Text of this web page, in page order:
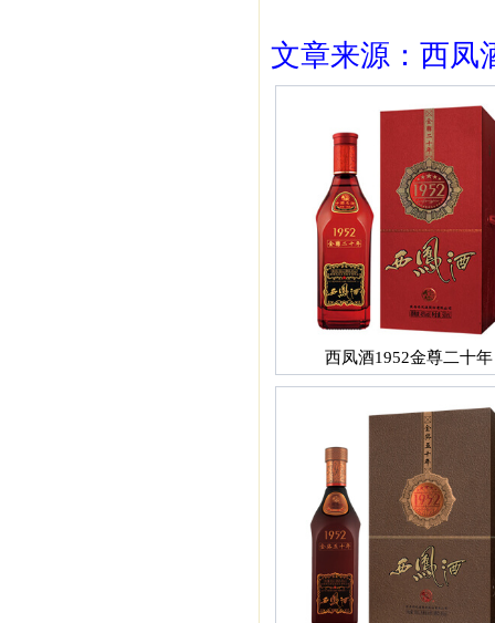
文章来源：西凤
西凤酒1952金尊二十年